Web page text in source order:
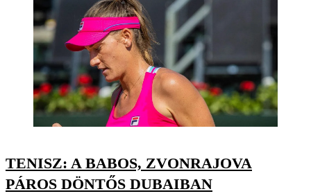
TENISZ: A BABOS, ZVONRAJOVA
PÁROS DÖNTŐS DUBAIBAN